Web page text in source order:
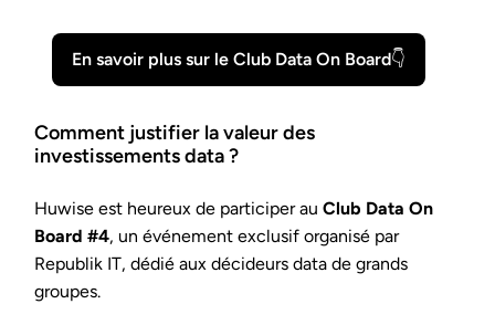
En savoir plus sur le Club Data On Board👇
Comment justifier la valeur des
investissements data ?
Huwise est heureux de participer au Club Data On
Board #4, un événement exclusif organisé par
Republik IT, dédié aux décideurs data de grands
groupes.